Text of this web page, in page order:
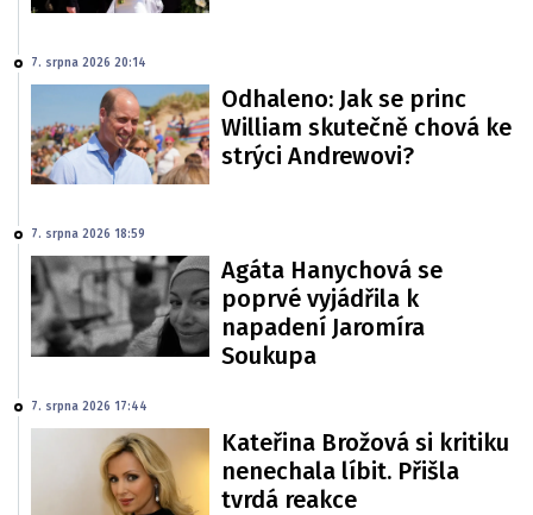
7. srpna 2026 20:14
Odhaleno: Jak se princ
William skutečně chová ke
strýci Andrewovi?
7. srpna 2026 18:59
Agáta Hanychová se
poprvé vyjádřila k
napadení Jaromíra
Soukupa
7. srpna 2026 17:44
Kateřina Brožová si kritiku
nenechala líbit. Přišla
tvrdá reakce